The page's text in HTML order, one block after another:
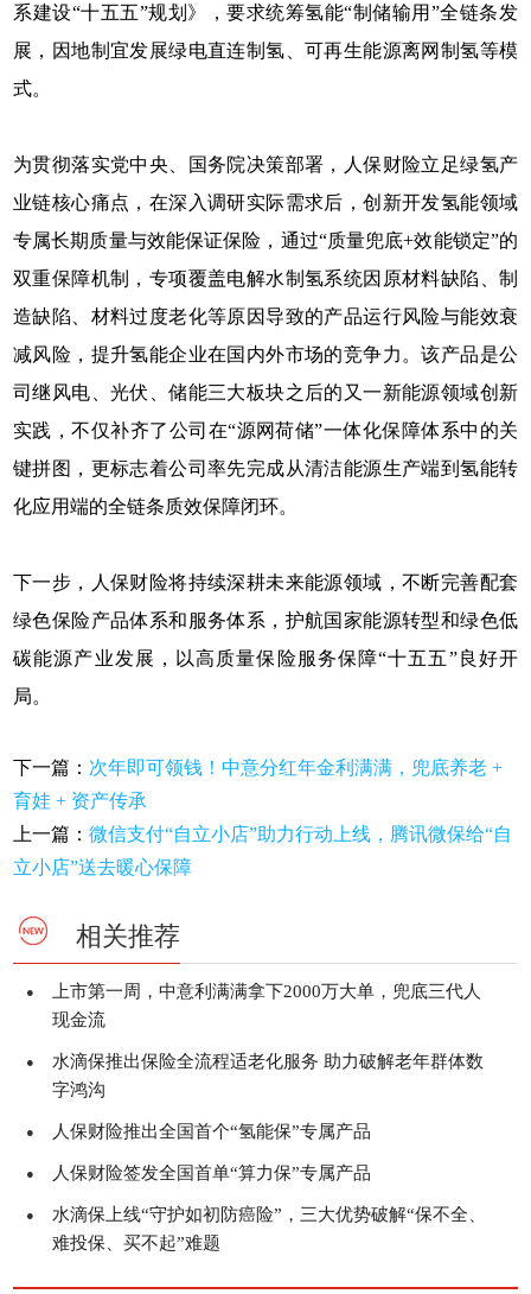
系建设“十五五”规划》，要求统筹氢能“制储输用”全链条发
展，因地制宜发展绿电直连制氢、可再生能源离网制氢等模
式。
为贯彻落实党中央、国务院决策部署，人保财险立足绿氢产
业链核心痛点，在深入调研实际需求后，创新开发氢能领域
专属长期质量与效能保证保险，通过“质量兜底+效能锁定”的
双重保障机制，专项覆盖电解水制氢系统因原材料缺陷、制
造缺陷、材料过度老化等原因导致的产品运行风险与能效衰
减风险，提升氢能企业在国内外市场的竞争力。该产品是公
司继风电、光伏、储能三大板块之后的又一新能源领域创新
实践，不仅补齐了公司在“源网荷储”一体化保障体系中的关
键拼图，更标志着公司率先完成从清洁能源生产端到氢能转
化应用端的全链条质效保障闭环。
下一步，人保财险将持续深耕未来能源领域，不断完善配套
绿色保险产品体系和服务体系，护航国家能源转型和绿色低
碳能源产业发展，以高质量保险服务保障“十五五”良好开
局。
下一篇： 次年即可领钱！中意分红年金利满满，兜底养老 +
育娃 + 资产传承
上一篇：微信支付“自立小店”助力行动上线，腾讯微保给“自
立小店”送去暖心保障
相关推荐
●
上市第一周，中意利满满拿下2000万大单，兜底三代人
现金流
●
水滴保推出保险全流程适老化服务 助力破解老年群体数
字鸿沟
● 人保财险推出全国首个“氢能保”专属产品
● 人保财险签发全国首单“算力保”专属产品
●
水滴保上线“守护如初防癌险”，三大优势破解“保不全、
难投保、买不起”难题